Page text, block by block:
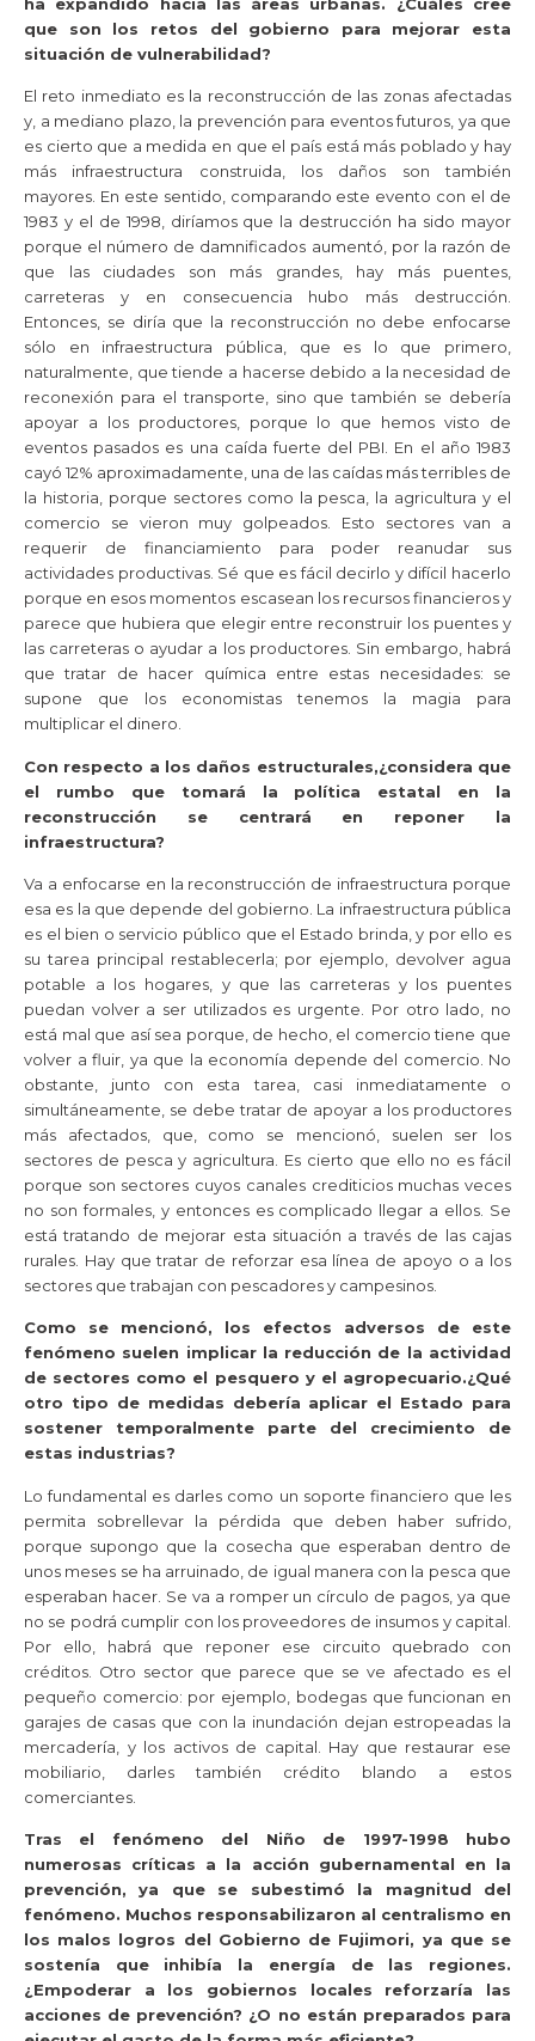
que son los retos del gobierno para mejorar esta
situación de vulnerabilidad?
El reto inmediato es la reconstrucción de las zonas afectadas
y, a mediano plazo, la prevención para eventos futuros, ya que
es cierto que a medida en que el país está más poblado y hay
más infraestructura construida, los daños son también
mayores. En este sentido, comparando este evento con el de
1983 y el de 1998, diríamos que la destrucción ha sido mayor
porque el número de damnificados aumentó, por la razón de
que las ciudades son más grandes, hay más puentes,
carreteras y en consecuencia hubo más destrucción.
Entonces, se diría que la reconstrucción no debe enfocarse
sólo en infraestructura pública, que es lo que primero,
naturalmente, que tiende a hacerse debido a la necesidad de
reconexión para el transporte, sino que también se debería
apoyar a los productores, porque lo que hemos visto de
eventos pasados es una caída fuerte del PBI. En el año 1983
cayó 12% aproximadamente, una de las caídas más terribles de
la historia, porque sectores como la pesca, la agricultura y el
comercio se vieron muy golpeados. Esto sectores van a
requerir de financiamiento para poder reanudar sus
actividades productivas. Sé que es fácil decirlo y difícil hacerlo
porque en esos momentos escasean los recursos financieros y
parece que hubiera que elegir entre reconstruir los puentes y
las carreteras o ayudar a los productores. Sin embargo, habrá
que tratar de hacer química entre estas necesidades: se
supone que los economistas tenemos la magia para
multiplicar el dinero.
Con respecto a los daños estructurales,¿considera que
el rumbo que tomará la política estatal en la
reconstrucción se centrará en reponer la
infraestructura?
Va a enfocarse en la reconstrucción de infraestructura porque
esa es la que depende del gobierno. La infraestructura pública
es el bien o servicio público que el Estado brinda, y por ello es
su tarea principal restablecerla; por ejemplo, devolver agua
potable a los hogares, y que las carreteras y los puentes
puedan volver a ser utilizados es urgente. Por otro lado, no
está mal que así sea porque, de hecho, el comercio tiene que
volver a fluir, ya que la economía depende del comercio. No
obstante, junto con esta tarea, casi inmediatamente o
simultáneamente, se debe tratar de apoyar a los productores
más afectados, que, como se mencionó, suelen ser los
sectores de pesca y agricultura. Es cierto que ello no es fácil
porque son sectores cuyos canales crediticios muchas veces
no son formales, y entonces es complicado llegar a ellos. Se
está tratando de mejorar esta situación a través de las cajas
rurales. Hay que tratar de reforzar esa línea de apoyo o a los
sectores que trabajan con pescadores y campesinos.
Como se mencionó, los efectos adversos de este
fenómeno suelen implicar la reducción de la actividad
de sectores como el pesquero y el agropecuario.¿Qué
otro tipo de medidas debería aplicar el Estado para
sostener temporalmente parte del crecimiento de
estas industrias?
Lo fundamental es darles como un soporte financiero que les
permita sobrellevar la pérdida que deben haber sufrido,
porque supongo que la cosecha que esperaban dentro de
unos meses se ha arruinado, de igual manera con la pesca que
esperaban hacer. Se va a romper un círculo de pagos, ya que
no se podrá cumplir con los proveedores de insumos y capital.
Por ello, habrá que reponer ese circuito quebrado con
créditos. Otro sector que parece que se ve afectado es el
pequeño comercio: por ejemplo, bodegas que funcionan en
garajes de casas que con la inundación dejan estropeadas la
mercadería, y los activos de capital. Hay que restaurar ese
mobiliario, darles también crédito blando a estos
comerciantes.
Tras el fenómeno del Niño de 1997-1998 hubo
numerosas críticas a la acción gubernamental en la
prevención, ya que se subestimó la magnitud del
fenómeno. Muchos responsabilizaron al centralismo en
los malos logros del Gobierno de Fujimori, ya que se
sostenía que inhibía la energía de las regiones.
¿Empoderar a los gobiernos locales reforzaría las
acciones de prevención? ¿O no están preparados para